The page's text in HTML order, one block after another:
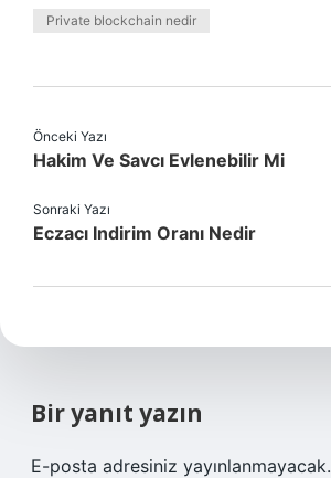
Private blockchain nedir
Önceki Yazı
Hakim Ve Savcı Evlenebilir Mi
Sonraki Yazı
Eczacı Indirim Oranı Nedir
Bir yanıt yazın
E-posta adresiniz yayınlanmayacak.